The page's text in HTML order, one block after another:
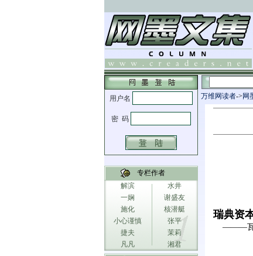
专栏作者
解滨
水井
一娴
谢盛友
施化
核潜艇
小心谨慎
张平
捷夫
茉莉
凡凡
湘君
万维网读者-> 网
瑞典资
———瓦